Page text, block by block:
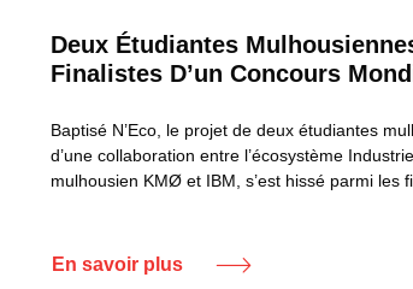
Deux Étudiantes
Finalistes D’un Concours
Baptisé N’Eco, le projet de deux étudiantes
d’une collaboration entre l’écosystème
mulhousien KMØ et IBM, s’est hissé parmi les
En savoir plus